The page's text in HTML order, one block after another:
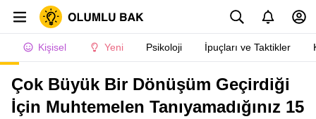
Kişisel Yeni Psikoloji İpuçları ve Taktikler
Çok Büyük Bir Dönüşüm Geçirdiği
İçin Muhtemelen Tanıyamadığınız 15